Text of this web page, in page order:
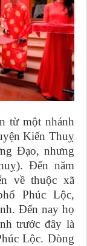
từ một nhánh
Kiến Thuỵ
Đạo, nhưng
Đến năm
về thuộc xã
Phúc Lộc,
Đến nay họ
trước đây là
Lộc. Dòng